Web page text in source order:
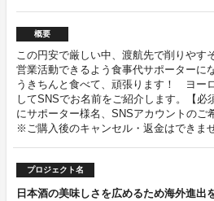
概要
この円安で厳しい中、渡航先で削りやす
営業活動できるよう食事代サポーターに
うきちんと食べて、頑張ります！ ヨー
してSNSでお名前をご紹介します。【必
にサポーター様名、SNSアカウントのご
※ご購入後のキャンセル・返金はできませ
プロジェクト名
日本酒の美味しさを広めるため海外進出